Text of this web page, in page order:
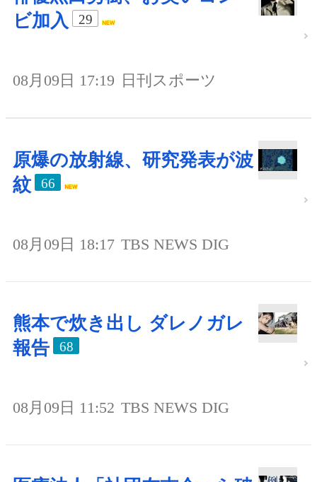
ビ加入
29
08月09日 17:19 日刊スポーツ
原爆の放射線、研究発表が波
紋
66
08月09日 18:17 TBS NEWS DIG
熊本で炊き出し ダレノガレ
報告
68
08月09日 11:52 TBS NEWS DIG